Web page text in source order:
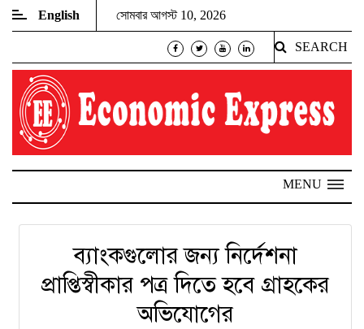
English সোমবার আগস্ট 10, 2026
SEARCH
MENU
ব্যাংকগুলোর জন্য নির্দেশনা
প্রাপ্তিস্বীকার পত্র দিতে হবে গ্রাহকের
অভিযোগের